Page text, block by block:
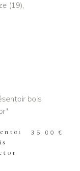
(19),
AU
35,00 €